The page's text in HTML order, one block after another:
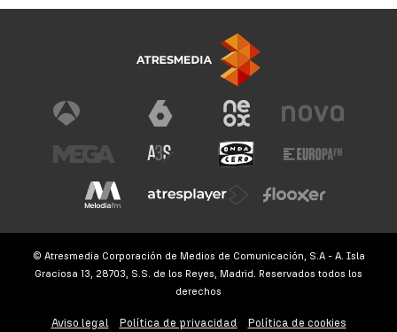
© Atresmedia Corporación de Medios de Comunicación, S.A - A. Isla
Graciosa 13, 28703, S.S. de los Reyes, Madrid. Reservados todos los
derechos
Aviso legal Política de privacidad Política de cookies